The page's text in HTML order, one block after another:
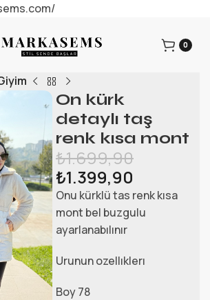
0
On kürk
detaylı taş
renk kısa mont
₺1.699,90
₺1.399,90
Onu kürklü tas renk kısa
mont bel buzgulu
ayarlanabılınır
Urunun ozellıklerı
Boy 78